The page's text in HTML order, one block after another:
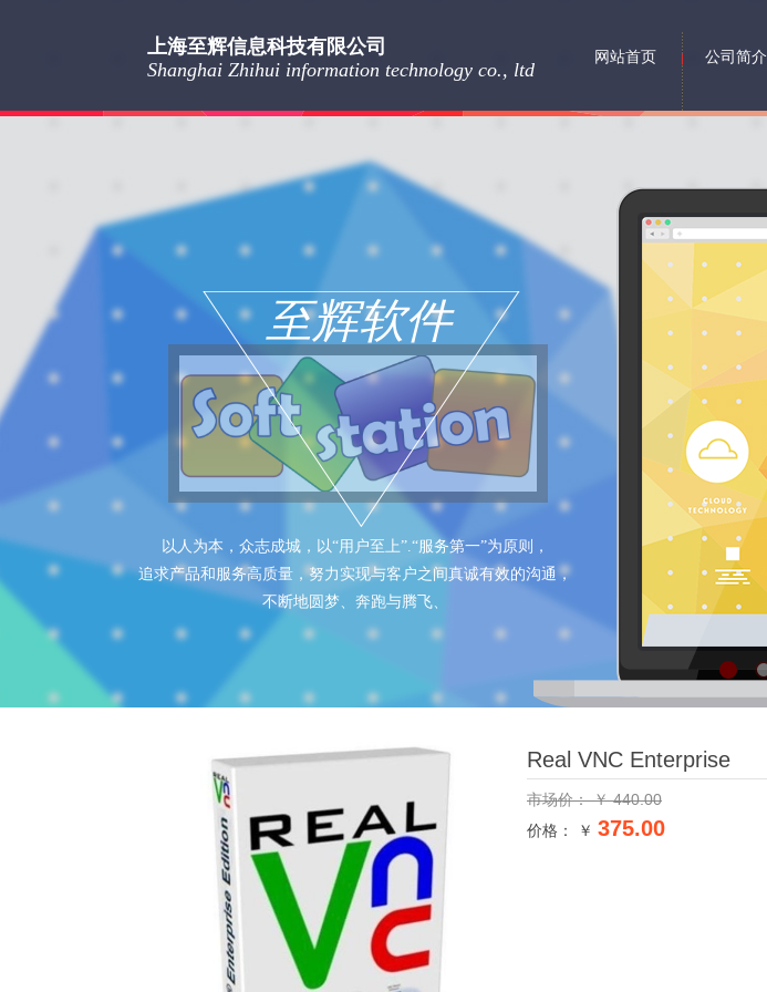
至辉软件
以人为本，众志成城，以“用户至上”.“服务第一”为原则，
追求产品和服务高质量，努力实现与客户之间真诚有效的沟通，
不断地圆梦、奔跑与腾飞、
Real VNC Enterprise
市场价：￥440.00
价格： ￥ 375.00
上海至辉信息科技有限公司
Shanghai Zhihui information technology co., ltd
网站首页 公司简介